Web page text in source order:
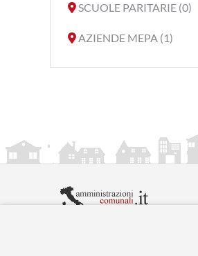
SCUOLE PARITARIE (0)
AZIENDE MEPA (1)